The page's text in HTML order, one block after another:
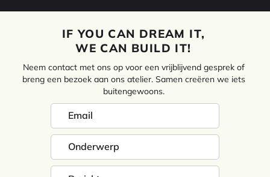
IF YOU CAN DREAM IT,
WE CAN BUILD IT!
Neem contact met ons op voor een vrijblijvend gesprek of
breng een bezoek aan ons atelier. Samen creëren we iets
buitengewoons.